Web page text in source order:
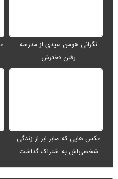
عکس/ بهنوش بختیاری تغییر کرد